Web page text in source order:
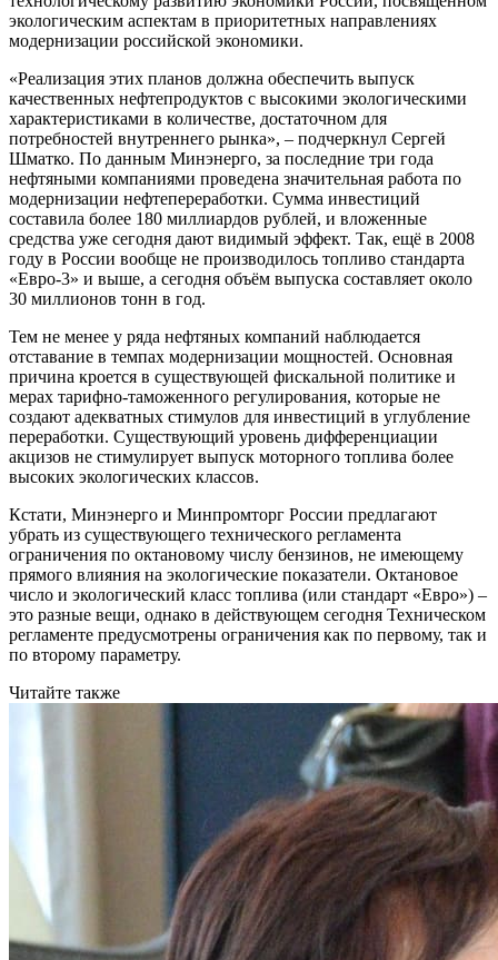
экологическим аспектам в приоритетных направлениях
модернизации российской экономики.
«Реализация этих планов должна обеспечить выпуск
качественных нефтепродуктов с высокими экологическими
характеристиками в количестве, достаточном для
потребностей внутреннего рынка», – подчеркнул Сергей
Шматко. По данным Минэнерго, за последние три года
нефтяными компаниями проведена значительная работа по
модернизации нефтепереработки. Сумма инвестиций
составила более 180 миллиардов рублей, и вложенные
средства уже сегодня дают видимый эффект. Так, ещё в 2008
году в России вообще не производилось топливо стандарта
«Евро-3» и выше, а сегодня объём выпуска составляет около
30 миллионов тонн в год.
Тем не менее у ряда нефтяных компаний наблюдается
отставание в темпах модернизации мощностей. Основная
причина кроется в существующей фискальной политике и
мерах тарифно-таможенного регулирования, которые не
создают адекватных стимулов для инвестиций в углубление
переработки. Существующий уровень дифференциации
акцизов не стимулирует выпуск моторного топлива более
высоких экологических классов.
Кстати, Минэнерго и Минпромторг России предлагают
убрать из существующего технического регламента
ограничения по октановому числу бензинов, не имеющему
прямого влияния на экологические показатели. Октановое
число и экологический класс топлива (или стандарт «Евро») –
это разные вещи, однако в действующем сегодня Техническом
регламенте предусмотрены ограничения как по первому, так и
по второму параметру.
Читайте также